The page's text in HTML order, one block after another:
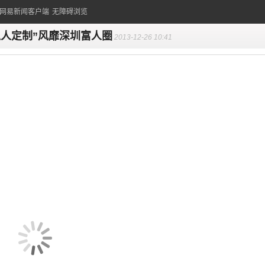
易新闻客户端 无障碍浏览
定制”风靡深圳富人圈 2013-12-26 10:41